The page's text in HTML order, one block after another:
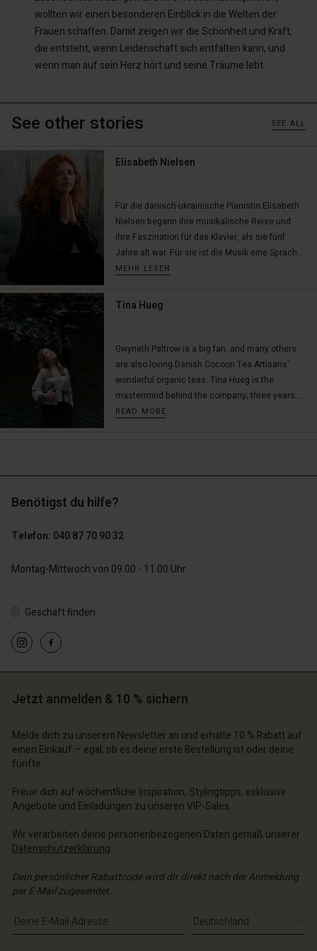
Konto
finden
Konto
finden
| Ein Land auswählen
Konto
finden
Konto
finden
Konto
finden
Konto
finden
wollten wir einen besonderen Einblick in die Welten der
Frauen schaffen. Damit zeigen wir die Schönheit und Kraft,
die entsteht, wenn Leidenschaft sich entfalten kann, und
wenn man auf sein Herz hört und seine Träume lebt.
See other stories SEE ALL
Elisabeth Nielsen
Für die dänisch-ukrainische Pianistin Elisabeth
Nielsen begann ihre musikalische Reise und
ihre Faszination für das Klavier, als sie fünf
Jahre alt war. Für sie ist die Musik eine Sprach...
MEHR LESEN
Tina Hueg
Gwyneth Paltrow is a big fan, and many others
are also loving Danish Cocoon Tea Artisans’
wonderful organic teas. Tina Hueg is the
mastermind behind the company; three years...
READ MORE
Benötigst du hilfe?
Telefon: 040 87 70 90 32
Montag-Mittwoch von 09.00 - 11.00 Uhr
Geschäft finden
Jetzt anmelden & 10 % sichern
Melde dich zu unserem Newsletter an und erhalte 10 % Rabatt auf
einen Einkauf – egal, ob es deine erste Bestellung ist oder deine
fünfte.
Freue dich auf wöchentliche Inspiration, Stylingtipps, exklusive
Angebote und Einladungen zu unseren VIP-Sales.
Wir verarbeiten deine personenbezogenen Daten gemäß unserer
Datenschutzerklärung.
Dein persönlicher Rabattcode wird dir direkt nach der Anmeldung
per E-Mail zugesendet.
E-Mail-Adresse eingeben